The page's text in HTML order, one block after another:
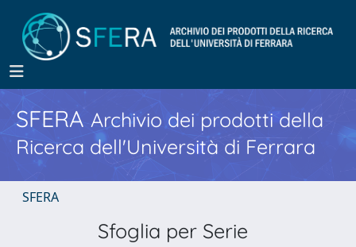
SFERA Archivio dei prodotti della
Ricerca dell'Università di Ferrara
SFERA
Sfoglia per Serie